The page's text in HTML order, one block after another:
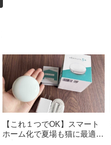
【これ１つでOK】スマート
ホーム化で夏場も猫に最適な